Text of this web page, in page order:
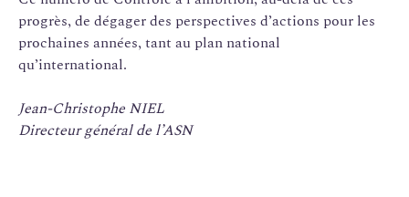
progrès, de dégager des perspectives d’actions pour les
prochaines années, tant au plan national
qu’international.
Jean-Christophe NIEL
Directeur général de l’ASN